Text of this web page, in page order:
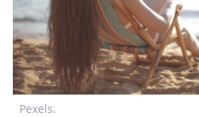
Спецпроекты
Звезды
Выборы
2026
Скачай
Pexels.